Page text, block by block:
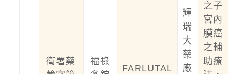
之子
宮內
膜癌
之輔
助療
衛署藥
福祿
FARLUTAL
輝
瑞
大
藥
廠